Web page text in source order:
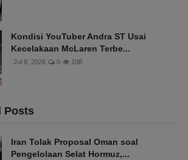
Kondisi YouTuber Andra ST Usai
Kecelakaan McLaren Terbe...
Jul 8, 2026 0 108
Posts
Iran Tolak Proposal Oman soal
Pengelolaan Selat Hormuz,...